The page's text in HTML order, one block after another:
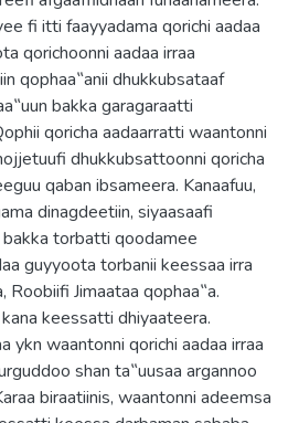
fi itti faayyadama qorichi aadaa
qorichoonni aadaa irraa
qophaa‟anii dhukkubsataaf
bakka garagaraatti
qoricha aadaarratti waantonni
dhukkubsattoonni qoricha
qaban ibsameera. Kanaafuu,
dinagdeetiin, siyaasaafi
torbatti qoodamee
guyyoota torbanii keessaa irra
Roobiifi Jimaataa qophaa‟a.
keessatti dhiyaateera.
ykn waantonni qorichi aadaa irraa
shan ta‟uusaa argannoo
biraatiinis, waantonni adeemsa